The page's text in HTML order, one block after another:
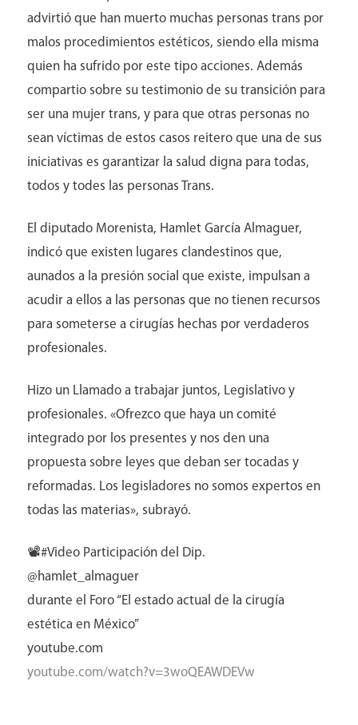
Aviso y políticas
advirtió que han muerto muchas personas trans por
malos procedimientos estéticos, siendo ella misma
quien ha sufrido por este tipo acciones. Además
compartio sobre su testimonio de su transición para
ser una mujer trans, y para que otras personas no
sean víctimas de estos casos reitero que una de sus
iniciativas es garantizar la salud digna para todas,
todos y todes las personas Trans.
El diputado Morenista, Hamlet García Almaguer,
indicó que existen lugares clandestinos que,
aunados a la presión social que existe, impulsan a
acudir a ellos a las personas que no tienen recursos
para someterse a cirugías hechas por verdaderos
profesionales.
Hizo un Llamado a trabajar juntos, Legislativo y
profesionales. «Ofrezco que haya un comité
integrado por los presentes y nos den una
propuesta sobre leyes que deban ser tocadas y
reformadas. Los legisladores no somos expertos en
todas las materias», subrayó.
📽️#Video Participación del Dip.
@hamlet_almaguer
durante el Foro “El estado actual de la cirugía
estética en México”
youtube.com
youtube.com/watch?v=3woQEAWDEVw